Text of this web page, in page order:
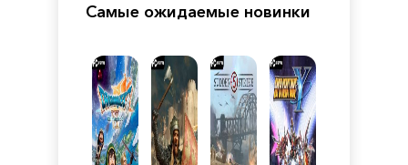
Самые ожидаемые новинки